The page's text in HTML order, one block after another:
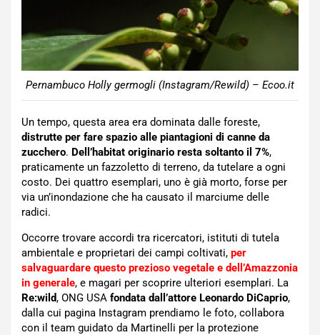
Pernambuco Holly germogli (Instagram/Rewild) – Ecoo.it
Un tempo, questa area era dominata dalle foreste,
distrutte per fare spazio alle piantagioni di canne da
zucchero. Dell’habitat originario resta soltanto il 7%,
praticamente un fazzoletto di terreno, da tutelare a ogni
costo. Dei quattro esemplari, uno è già morto, forse per
via un’inondazione che ha causato il marciume delle
radici.
Occorre trovare accordi tra ricercatori, istituti di tutela
ambientale e proprietari dei campi coltivati, per
salvaguardare questo prezioso vegetale e dell’Amazzonia
in generale, e magari per scoprire ulteriori esemplari. La
Re:wild, ONG USA fondata dall’attore Leonardo DiCaprio,
dalla cui pagina Instagram prendiamo le foto, collabora
con il team guidato da Martinelli per la protezione